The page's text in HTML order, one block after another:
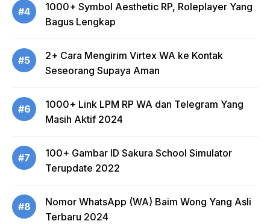
#4
1000+ Symbol Aesthetic RP, Roleplayer Yang
Bagus Lengkap
#5
2+ Cara Mengirim Virtex WA ke Kontak
Seseorang Supaya Aman
#6
1000+ Link LPM RP WA dan Telegram Yang
Masih Aktif 2024
#7
100+ Gambar ID Sakura School Simulator
Terupdate 2022
#8
Nomor WhatsApp (WA) Baim Wong Yang Asli
Terbaru 2024